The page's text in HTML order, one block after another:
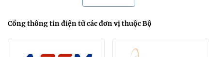
Cổng thông tin điện tử các đơn vị thuộc Bộ